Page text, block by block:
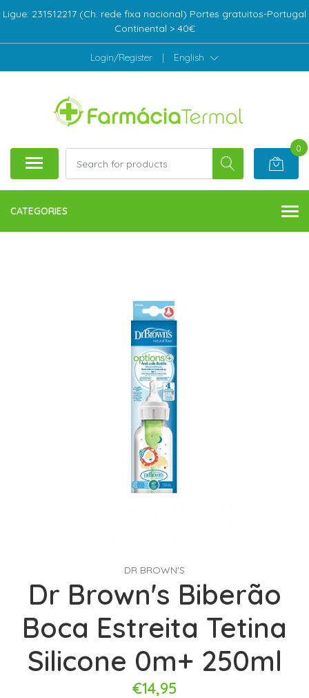
Ligue: 231512217 (Ch. rede fixa nacional) Portes gratuitos-Portugal
Continental > 40€
Login/Register | English
0
CATEGORIES
DR BROWN'S
Dr Brown's Biberão
Boca Estreita Tetina
Silicone 0m+ 250ml
€14,95